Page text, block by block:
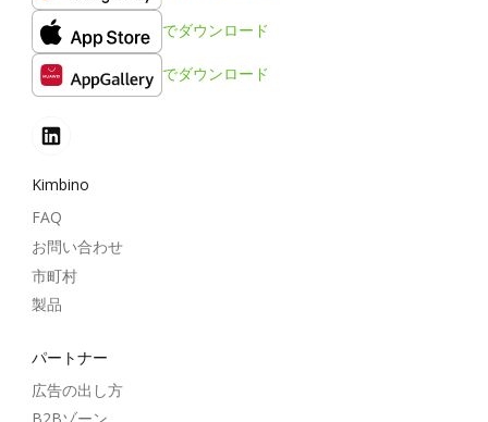
でダウンロード
でダウンロード
Kimbino
FAQ
お問い合わせ
市町村
製品
パートナー
広告の出し方